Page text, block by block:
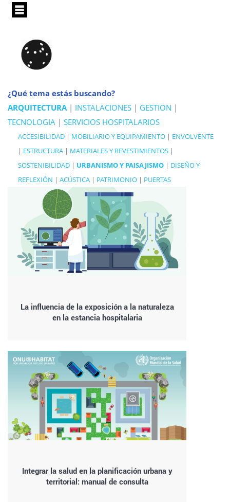
Pasar
principal
¿Qué tema estás buscando?
ARQUITECTURA| INSTALACIONES | GESTION |
TECNOLOGIA | SERVICIOS HOSPITALARIOS
ACCESIBILIDAD | MOBILIARIO Y EQUIPAMIENTO | ENVOLVENTE
| ESTRUCTURA | MATERIALES Y REVESTIMIENTOS |
SOSTENIBILIDAD | URBANISMO Y PAISAJISMO | DISEÑO Y
REFLEXIÓN | ACÚSTICA | PATRIMONIO | PUERTAS
La influencia de la exposición a la naturaleza
en la estancia hospitalaria
Integrar la salud en la planificación urbana y
territorial: manual de consulta